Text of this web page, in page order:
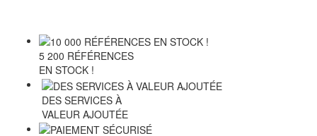
5 200 RÉFÉRENCES
EN STOCK !
DES SERVICES À
VALEUR AJOUTÉE